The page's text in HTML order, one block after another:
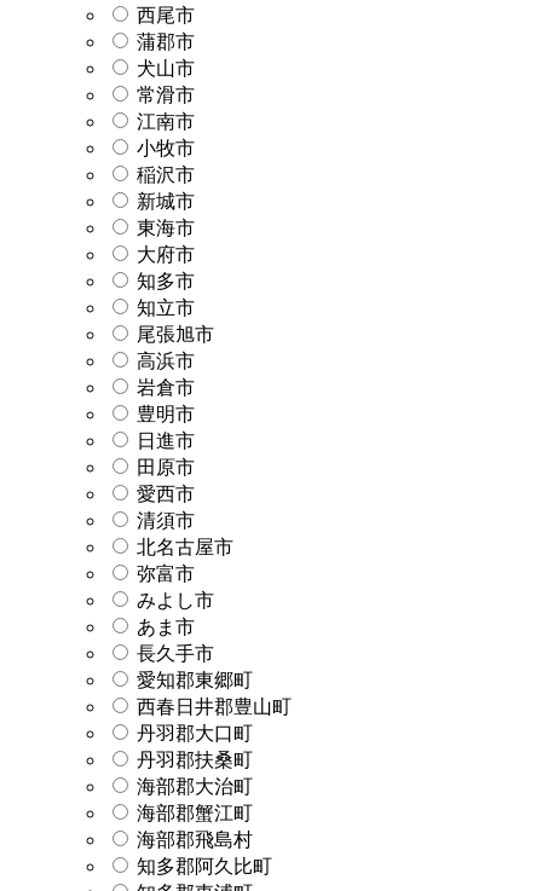
西尾市
蒲郡市
犬山市
常滑市
江南市
小牧市
稲沢市
新城市
東海市
大府市
知多市
知立市
尾張旭市
高浜市
岩倉市
豊明市
日進市
田原市
愛西市
清須市
北名古屋市
弥富市
みよし市
あま市
長久手市
愛知郡東郷町
西春日井郡豊山町
丹羽郡大口町
丹羽郡扶桑町
海部郡大治町
海部郡蟹江町
海部郡飛島村
知多郡阿久比町